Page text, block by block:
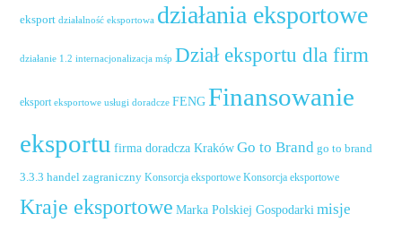
eksport działalność eksportowa działania eksportowe
działanie 1.2 internacjonalizacja mśp Dział eksportu dla firm
eksport eksportowe usługi doradcze FENG Finansowanie
eksportu firma doradcza Kraków Go to Brand go to brand
3.3.3 handel zagraniczny Konsorcja eksportowe Konsorcja eksportowe
Kraje eksportowe Marka Polskiej Gospodarki misje